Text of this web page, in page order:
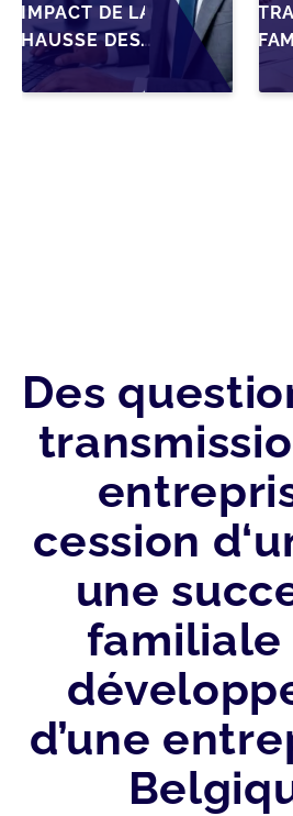
IMPACT DE LA
HAUSSE DES
DROITS DE
SUCCESSION
Des
cession
une
familiale
d’une